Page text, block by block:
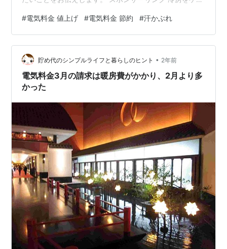
まとめ 冷房をケチって汗かぶれ 汗かぶれ 昨年、私はひ
どい汗かぶれに悩まされました。 電気代の節約で気温39
度の日も、エアコンをつけずに扇風機でガマンしたので
す。 汗かぶれは汗疹（あせも）がひどくなって、発汗す
るたびに皮膚が刺激されるため、とてもかゆい。 眠れな
いほどの猛烈なかゆ…
#電気料金 値上げ #電気料金 節約 #汗かぶれ
貯め代のシンプルライフと暮らしのヒント • 2年前
電気料金3月の請求は暖房費がかかり、2月より多
かった